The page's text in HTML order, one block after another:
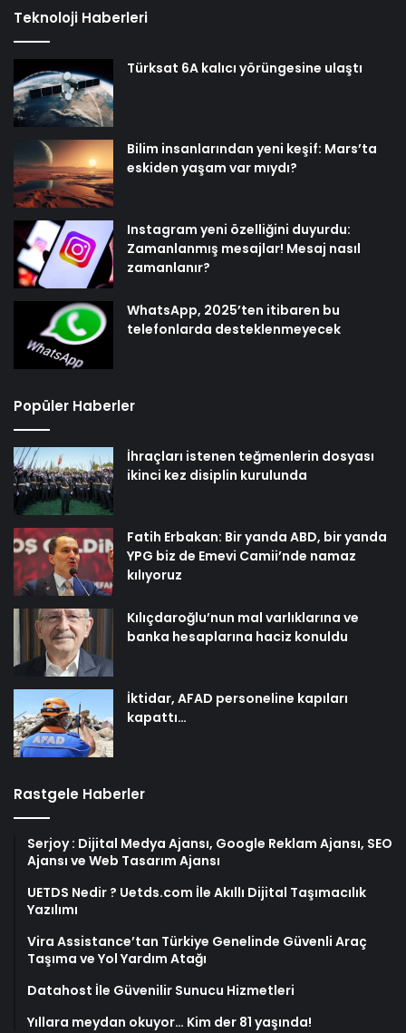
Teknoloji Haberleri
Türksat 6A kalıcı yörüngesine ulaştı
Bilim insanlarından yeni keşif: Mars’ta
eskiden yaşam var mıydı?
Instagram yeni özelliğini duyurdu:
Zamanlanmış mesajlar! Mesaj nasıl
zamanlanır?
WhatsApp, 2025’ten itibaren bu
telefonlarda desteklenmeyecek
Popüler Haberler
İhraçları istenen teğmenlerin dosyası
ikinci kez disiplin kurulunda
Fatih Erbakan: Bir yanda ABD, bir yanda
YPG biz de Emevi Camii’nde namaz
kılıyoruz
Kılıçdaroğlu’nun mal varlıklarına ve
banka hesaplarına haciz konuldu
İktidar, AFAD personeline kapıları
kapattı…
Rastgele Haberler
Serjoy : Dijital Medya Ajansı, Google Reklam Ajansı, SEO
Ajansı ve Web Tasarım Ajansı
UETDS Nedir ? Uetds.com İle Akıllı Dijital Taşımacılık
Yazılımı
Vira Assistance’tan Türkiye Genelinde Güvenli Araç
Taşıma ve Yol Yardım Atağı
Datahost İle Güvenilir Sunucu Hizmetleri
Yıllara meydan okuyor… Kim der 81 yaşında!